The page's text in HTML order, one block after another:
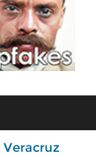
Veracruz